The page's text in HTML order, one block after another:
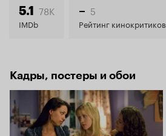
4.9
5.1 78K
IMDb
– 5
Рейтинг кинокритиков
Кадры, постеры и обои